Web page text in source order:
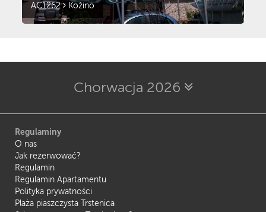
AC1262 Kožino
Chorwacja 2026
Regulaminy
O nas
Jak rezerwować?
Regulamin
Regulamin Apartamentu
Polityka prywatności
Plaża piaszczysta Trstenica